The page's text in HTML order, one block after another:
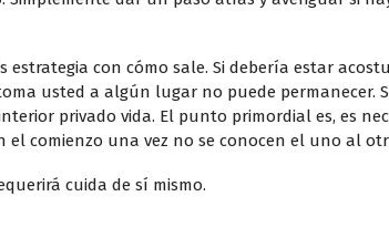
con cómo sale. Si debería estar
usted a algún lugar no puede permanecer.
privado vida. El punto primordial es, es
comienzo una vez no se conocen el uno al
cuida de sí mismo.